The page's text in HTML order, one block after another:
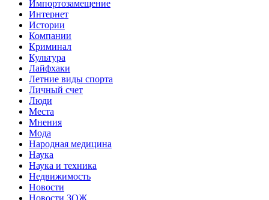
Импортозамещение
Интернет
Истории
Компании
Криминал
Культура
Лайфхаки
Летние виды спорта
Личный счет
Люди
Места
Мнения
Мода
Народная медицина
Наука
Наука и техника
Недвижимость
Новости
Новости ЗОЖ